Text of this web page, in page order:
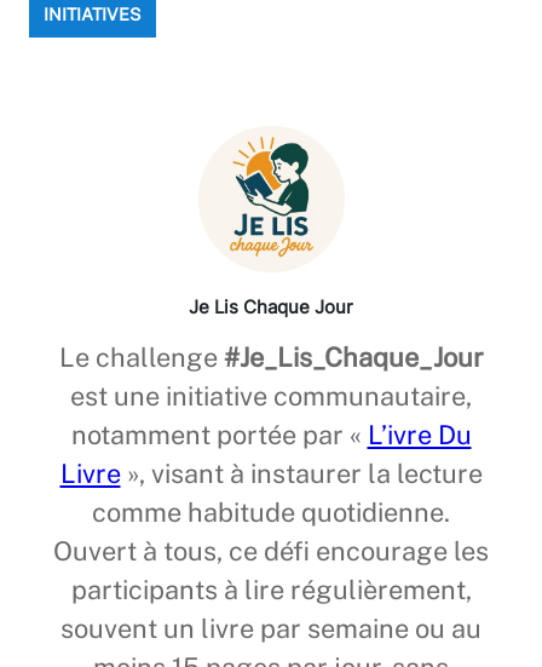
INITIATIVES
Je Lis Chaque Jour
Le challenge#Je_Lis_Chaque_Jour
est une initiative communautaire,
notamment portée par « L’ivre Du
Livre», visant à instaurer la lecture
comme habitude quotidienne.
Ouvert à tous, ce défi encourage les
participants à lire régulièrement,
souvent un livre par semaine ou au